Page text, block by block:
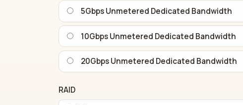
5Gbps Unmetered Dedicated Bandwidth
10Gbps Unmetered Dedicated Bandwidth
20Gbps Unmetered Dedicated Bandwidth
RAID